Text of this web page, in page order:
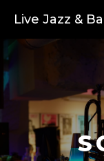
Live Jazz &